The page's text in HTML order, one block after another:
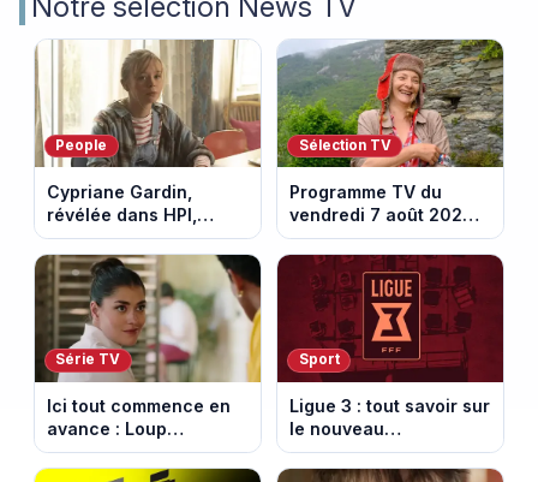
People
Cypriane Gardin,
révélée dans HPI,
lance une cagnotte
après des difficultés
financières
Sélection TV
Programme TV du
vendredi 7 août 2026 :
notre sélection pour
votre soirée télé
Série TV
Ici tout commence en
avance : Loup
découvre la trahison
de Bianca. Episode du
Sport
Ligue 3 : tout savoir sur
le nouveau
championnat qui
succède au National